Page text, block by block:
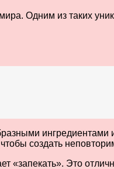
Одним из таких
ингредиентами
создать
«запекать». Это